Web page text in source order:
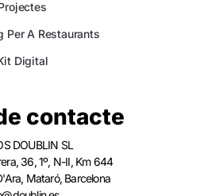
Per A Restaurants
Digital
contacte
DOUBLIN SL
36, 1º, N-II, Km 644
Mataró, Barcelona